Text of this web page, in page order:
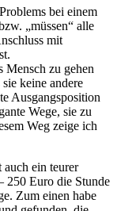
bei einem
„müssen“ alle
mit
Mensch zu gehen
keine andere
Ausgangsposition
Wege, sie zu
Weg zeige ich
ein teurer
250 Euro die Stunde
Zum einen habe